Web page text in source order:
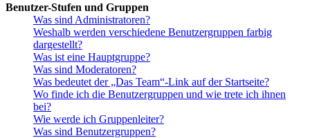
Benutzer-Stufen und Gruppen
Was sind Administratoren?
Weshalb werden verschiedene Benutzergruppen farbig
dargestellt?
Was ist eine Hauptgruppe?
Was sind Moderatoren?
Was bedeutet der „Das Team“-Link auf der Startseite?
Wo finde ich die Benutzergruppen und wie trete ich ihnen
bei?
Wie werde ich Gruppenleiter?
Was sind Benutzergruppen?